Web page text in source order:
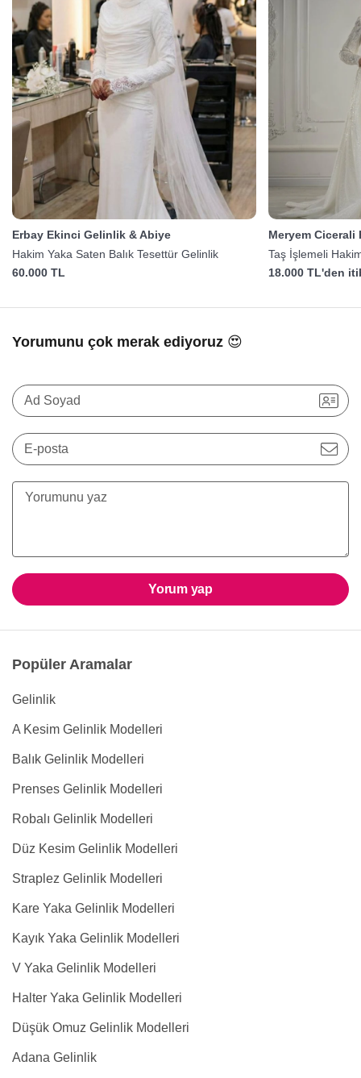
Erbay Ekinci Gelinlik & Abiye
Hakim Yaka Saten Balık Tesettür Gelinlik
60.000 TL
Meryem Cicerali
Taş İşlemeli
18.000 TL'den
Yorumunu çok merak ediyoruz 😍
Ad Soyad
E-posta
Yorum yap
Popüler Aramalar
Gelinlik
A Kesim Gelinlik Modelleri
Balık Gelinlik Modelleri
Prenses Gelinlik Modelleri
Robalı Gelinlik Modelleri
Düz Kesim Gelinlik Modelleri
Straplez Gelinlik Modelleri
Kare Yaka Gelinlik Modelleri
Kayık Yaka Gelinlik Modelleri
V Yaka Gelinlik Modelleri
Halter Yaka Gelinlik Modelleri
Düşük Omuz Gelinlik Modelleri
Adana Gelinlik